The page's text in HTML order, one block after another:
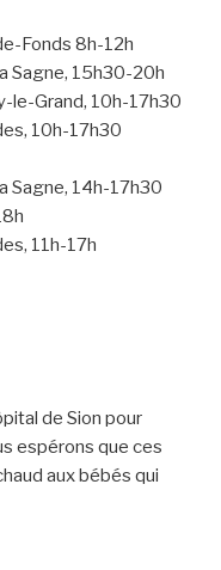
Fonds 8h-12h
Sagne, 15h30-20h
le-Grand, 10h-17h30
10h-17h30
Sagne, 14h-17h30
11h-17h
de Sion pour
espérons que ces
aux bébés qui